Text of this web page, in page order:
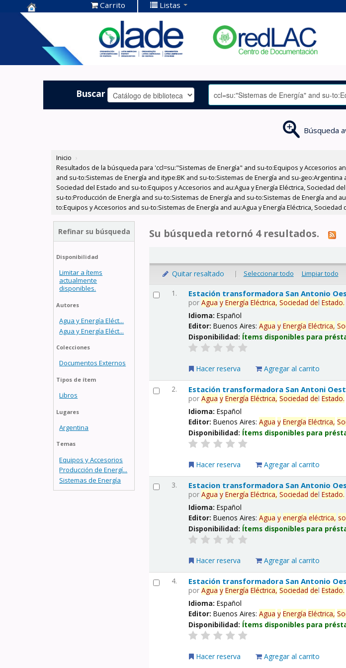
Centro de
Documentación
OLADE -
Carrito Listas
Buscar
Búsqueda
Inicio ›
Resultados de la búsqueda para 'ccl=su:"Sistemas de Energía" and su-to:Equipos y Accesorios
and su-to:Sistemas de Energía and itype:BK and su-to:Sistemas de Energía and su-
Sociedad del Estado and su-to:Equipos y Accesorios and au:Agua y Energía Eléctrica, Sociedad
su-to:Producción de Energía and su-to:Sistemas de Energía and su-to:Sistemas de Energía and
to:Equipos y Accesorios and su-to:Sistemas de Energía and au:Agua y Energía Eléctrica,
Refinar su búsqueda
Disponibilidad
Limitar a ítems
actualmente
disponibles.
Autores
Agua y Energía Eléct...
Agua y Energía Eléct...
Colecciones
Documentos Externos
Tipos de ítem
Libros
Lugares
Argentina
Temas
Equipos y Accesorios
Producción de Energí...
Sistemas de Energía
Su búsqueda retornó 4 resultados.
Quitar resaltado | Seleccionar todo Limpiar todo
1. Estación transformadora San Antonio
porAgua y Energía Eléctrica, Sociedad delEstado.
Idioma:Español
Editor:Buenos Aires:Agua y Energía Eléctrica,
Disponibilidad: Ítems disponibles para
Hacer reserva Agregar al carrito
2. Estación transformadora San Antoni
porAgua y Energía Eléctrica, Sociedad delEstado.
Idioma:Español
Editor:Buenos Aires:Agua y Energía Eléctrica,
Disponibilidad: Ítems disponibles para
Hacer reserva Agregar al carrito
3. Estacion transformadora San Antonio
porAgua y Energía Eléctrica, Sociedad delEstado.
Idioma:Español
Editor:Buenos Aires:Agua y energía eléctrica,
Disponibilidad: Ítems disponibles para
Hacer reserva Agregar al carrito
4. Estación transformadora San Antonio
porAgua y Energía Eléctrica, Sociedad delEstado.
Idioma:Español
Editor:Buenos Aires:Agua y Energía Eléctrica,
Disponibilidad: Ítems disponibles para
Hacer reserva Agregar al carrito